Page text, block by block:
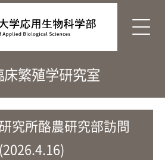
繁殖学研究室
究所酪農研究部訪問
(2026.4.16)